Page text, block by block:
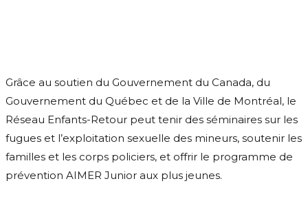
Grâce au soutien du Gouvernement du Canada, du
Gouvernement du Québec et de la Ville de Montréal, le
Réseau Enfants-Retour peut tenir des séminaires sur les
fugues et l’exploitation sexuelle des mineurs, soutenir les
familles et les corps policiers, et offrir le programme de
prévention AIMER Junior aux plus jeunes.